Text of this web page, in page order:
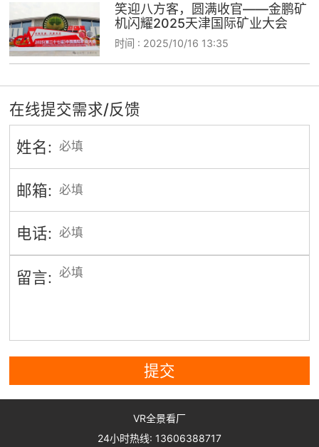
笑迎八方客，圆满收官——金鹏矿
机闪耀2025天津国际矿业大会
时间 : 2025/10/16 13:35
在线提交需求/反馈
姓名:
邮箱:
电话:
留言:
提交
VR全景看厂
24小时热线: 13606388717